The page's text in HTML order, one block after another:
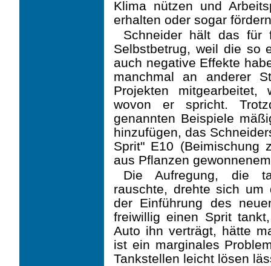
Klima nützen und
erhalten oder sogar
Schneider hält das für
Selbstbetrug, weil die so
auch negative Effekte
manchmal an anderer
Projekten
wovon er spricht.
genannten Beispiele
hinzufügen, das
Sprit" E10 (Beimischung
aus Pflanzen
Die Aufregung, die
rauschte, drehte sich um
der Einführung des
freiwillig einen Sprit
Auto ihn verträgt, hätte
ist ein marginales
Tankstellen leicht lösen